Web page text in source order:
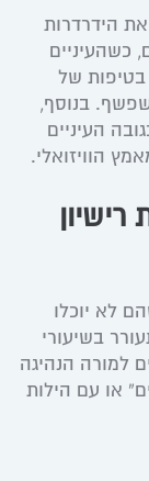
הידרדרות
כשהעיניים
של
בנוסף,
העיניים
הוויזואלי.
לא יוכלו
בשיעורי
למורה הנהיגה
או עם הילות